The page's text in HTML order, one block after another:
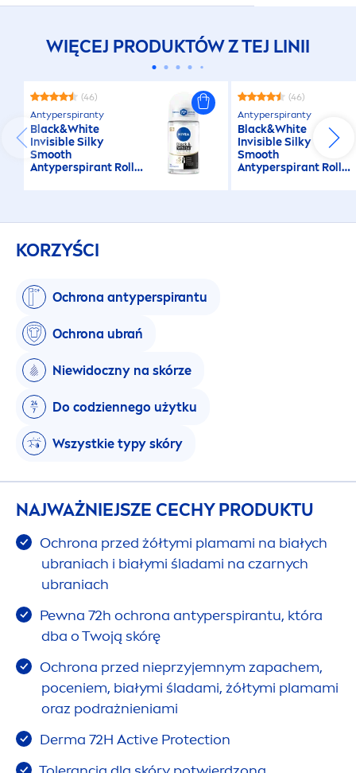
WIĘCEJ PRODUKTÓW Z TEJ LINII
(46)
Antyperspiranty
Black&White
Invisible Silky
Smooth
Antyperspirant Roll
(46)
Antyperspiranty
Black&White
Invisible Silky
Smooth
Antyperspirant Roll
KORZYŚCI
Ochrona antyperspirantu
Ochrona ubrań
Niewidoczny na skórze
Do codziennego użytku
Wszystkie typy skóry
NAJWAŻNIEJSZE CECHY PRODUKTU
Ochrona przed żółtymi plamami na białych
ubraniach i białymi śladami na czarnych
ubraniach
Pewna 72h ochrona antyperspirantu, która
dba o Twoją skórę
Ochrona przed nieprzyjemnym zapachem,
poceniem, białymi śladami, żółtymi plamami
oraz podrażnieniami
Derma 72H Active Protection